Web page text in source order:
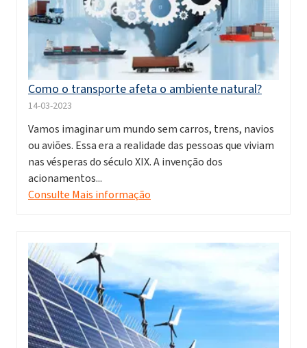
Como o transporte afeta o ambiente natural?
14-03-2023
Vamos imaginar um mundo sem carros, trens, navios
ou aviões. Essa era a realidade das pessoas que viviam
nas vésperas do século XIX. A invenção dos
acionamentos...
Consulte Mais informação